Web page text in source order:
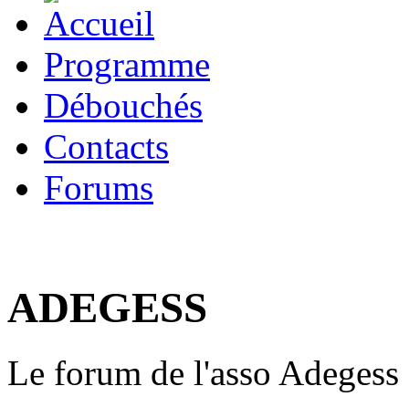
Programme
Débouchés
Contacts
Forums
ADEGESS
Le forum de l'asso Adegess